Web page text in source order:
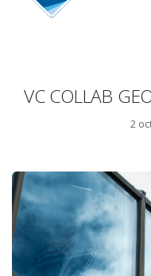
VC COLLAB
2